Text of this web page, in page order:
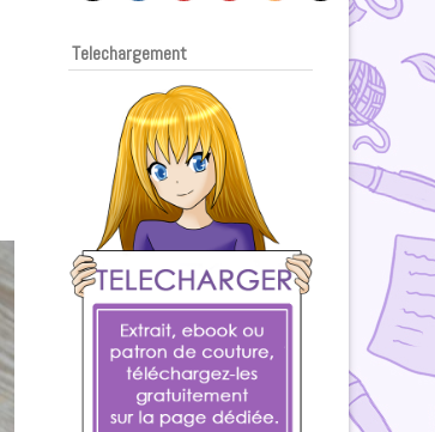
Telechargement